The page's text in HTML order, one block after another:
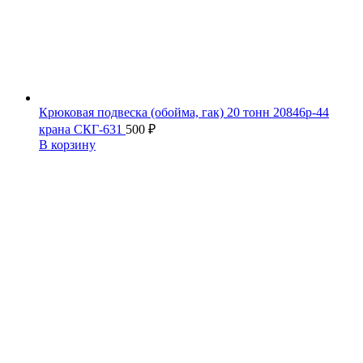
Крюковая подвеска (обойма, гак) 20 тонн 20846р-44
крана СКГ-631 500 ₽
В корзину